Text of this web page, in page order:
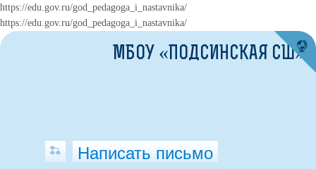
https://edu.gov.ru/god_pedagoga_i_nastavnika/
https://edu.gov.ru/god_pedagoga_i_nastavnika/
МБОУ «ПОДСИНСКАЯ СШ»
Написать письмо